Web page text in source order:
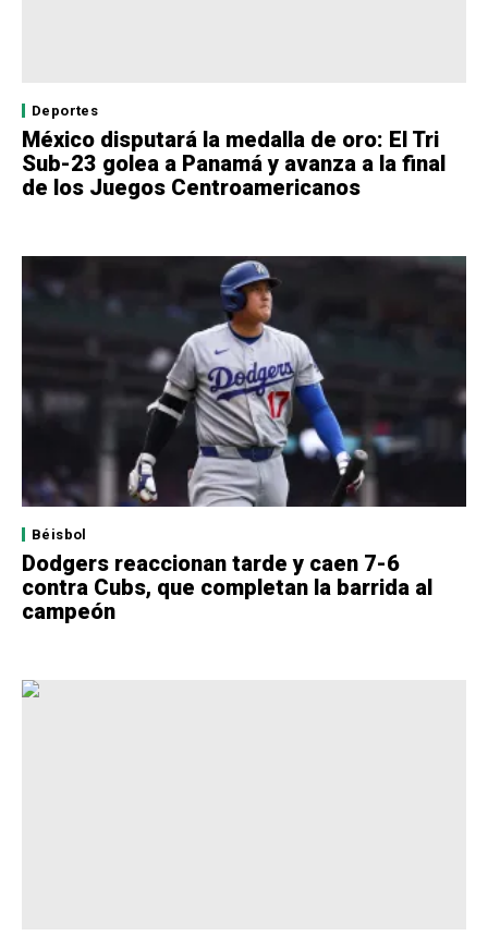
Deportes
México disputará la medalla de oro: El Tri
Sub-23 golea a Panamá y avanza a la final
de los Juegos Centroamericanos
Béisbol
Dodgers reaccionan tarde y caen 7-6
contra Cubs, que completan la barrida al
campeón